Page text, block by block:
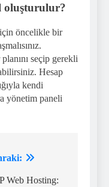
oluşturulur?
için öncelikle bir
seçip gerekli
Hesap
kendi
yönetim paneli
Web Hosting: